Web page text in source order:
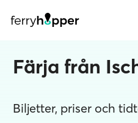
Färja från
Biljetter, priser och